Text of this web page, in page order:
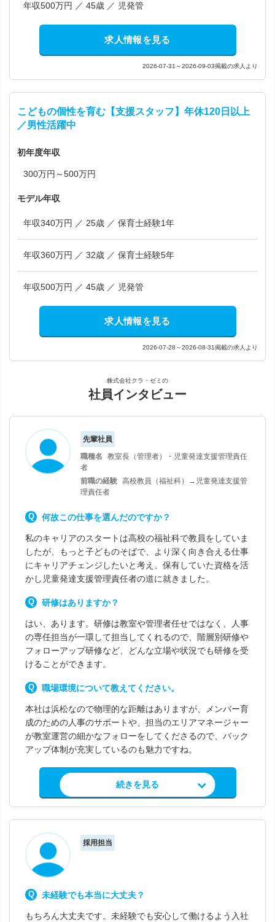
年収500万円 ／ 45歳 ／ 児発管
求人情報を見る
2026-07-31～2026-09-03掲載の求人より
こどもの個性を育む【支援スタッフ】年休120日以上
／男性活躍中
初年度年収
300万円～500万円
モデル年収
年収340万円 ／ 25歳 ／ 保育士経験1年
年収360万円 ／ 32歳 ／ 保育士経験5年
年収500万円 ／ 45歳 ／ 児発管
求人情報を見る
2026-07-28～2026-08-31掲載の求人より
株式会社クラ・ゼミの
社員インタビュー
先輩社員
職種名
教室長（管理者）・児童発達支援管理責任
者
前職の経験 高校教員（福祉科）→児童発達支援管
理責任者
何故この仕事を選んだのですか？
私のキャリアのスタートは高校の福祉科で教員をしていま
したが、もっと子どものそばで、より深く向き合える仕事
にキャリアチェンジしたいと考え、保有していた資格を活
かし児童発達支援管理責任者の道に就きました。
研修はありますか？
はい、あります。研修は教室や管理者任せではなく、人事
の専任担当が一環して担当してくれるので、階層別研修や
フォローアップ研修など、どんな立場や状況でも研修を受
けることができます。
職場環境について教えてください。
本社は浜松なので物理的な距離はありますが、メンバー育
成のための人事のサポートや、担当のエリアマネージャー
が教室運営の細かなフォローをしてくださるので、バック
アップ体制が充実しているのも魅力ですね。
求人情報を見る
続きを見る
採用担当
未経験でも本当に大丈夫？
もちろん大丈夫です。未経験でも安心して働けるよう入社